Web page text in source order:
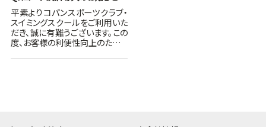
平素よりコパンスポーツクラブ・
スイミングスクールをご利用いた
だき、誠に有難うございます。この
度、お客様の利便性向上のた…